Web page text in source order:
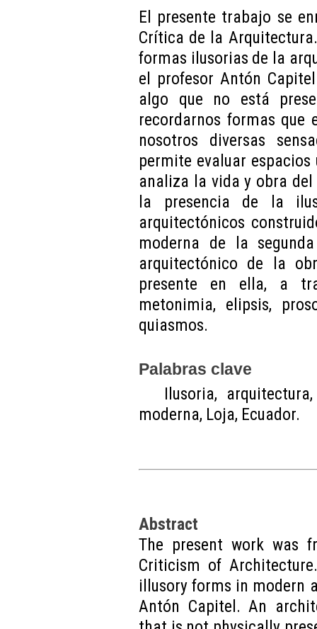
El presente trabajo se
Crítica de la
formas ilusorias de la
el profesor Antón
algo que no está
recordarnos formas que
nosotros diversas
permite evaluar
analiza la vida y obra
la presencia de la
arquitectónicos
moderna de la
arquitectónico de la
presente en ella, a
metonimia, elipsis,
quiasmos.
Pa labras clave
Ilusoria,
moderna, Loja, Ecuador.
Abstract
The present work was
Criticism of
illusory forms in modern
Antón Capitel. An